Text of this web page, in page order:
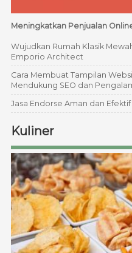
Meningkatkan Penjualan
Wujudkan Rumah Klasik
Emporio Architect
Cara Membuat Tampilan
Mendukung SEO dan
Jasa Endorse Aman dan
Kuliner